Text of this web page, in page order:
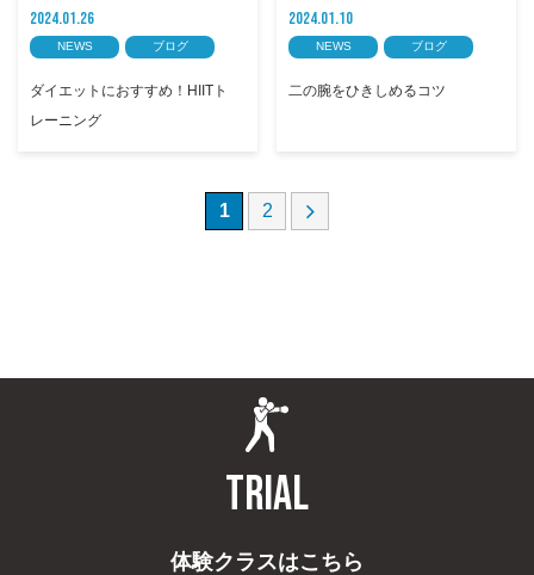
2024.01.26
NEWS ブログ
ダイエットにおすすめ！HIITト
レーニング
2024.01.10
NEWS ブログ
二の腕をひきしめるコツ
1 2
TRIAL
体験クラスはこちら